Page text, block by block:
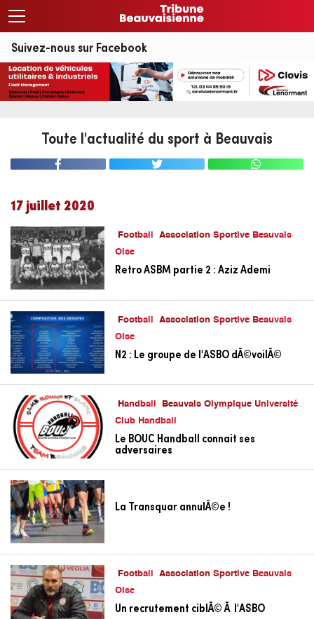
Suivez-nous sur Facebook
Toute l'actualité du sport à Beauvais
17 juillet 2020
Football
Association Sportive Beauvais
Oise
Retro ASBM partie 2 : Aziz Ademi
Football
Association Sportive Beauvais
Oise
N2 : Le groupe de l'ASBO dÃ©voilÃ©
Handball
Beauvais Olympique Université
Club Handball
Le BOUC Handball connait ses
adversaires
La Transquar annulÃ©e !
Football
Association Sportive Beauvais
Oise
Un recrutement ciblÃ© Ã l'ASBO